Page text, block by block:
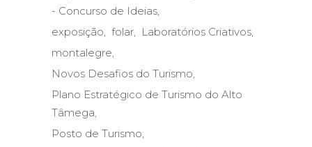
- Concurso de Ideias
exposição
folar
Laboratórios Criativos
montalegre
Novos Desafios do Turismo
Plano Estratégico de Turismo do Alto
Tâmega
Posto de Turismo